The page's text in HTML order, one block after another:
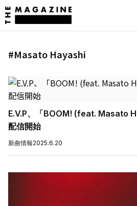
#Masato Hayashi
E.V.P、「BOOM! (feat. Masato
配信開始
新曲情報2025.6.20